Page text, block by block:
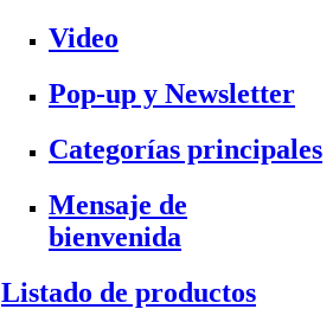
Video
Pop-up y Newsletter
Categorías principales
Mensaje de
bienvenida
Listado de productos